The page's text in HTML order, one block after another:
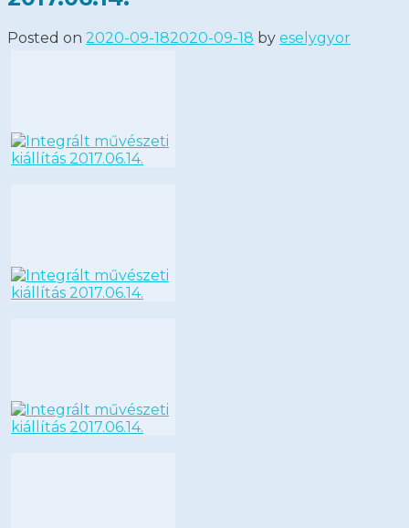
Posted on 2020-09-182020-09-18 by eselygyor